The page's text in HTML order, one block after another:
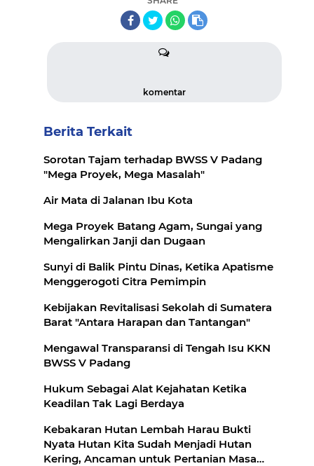
komentar
Berita Terkait
Sorotan Tajam terhadap BWSS V Padang
"Mega Proyek, Mega Masalah"
Air Mata di Jalanan Ibu Kota
Mega Proyek Batang Agam, Sungai yang
Mengalirkan Janji dan Dugaan
Sunyi di Balik Pintu Dinas, Ketika Apatisme
Menggerogoti Citra Pemimpin
Kebijakan Revitalisasi Sekolah di Sumatera
Barat "Antara Harapan dan Tantangan"
Mengawal Transparansi di Tengah Isu KKN
BWSS V Padang
Hukum Sebagai Alat Kejahatan Ketika
Keadilan Tak Lagi Berdaya
Kebakaran Hutan Lembah Harau Bukti
Nyata Hutan Kita Sudah Menjadi Hutan
Kering, Ancaman untuk Pertanian Masa